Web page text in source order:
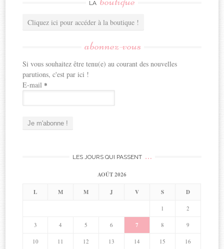
LA
Cliquez ici pour accéder à la boutique !
abonnez-vous
Si vous souhaitez être tenu(e) au courant des nouvelles
parutions, c'est par ici !
E-mail*
LES JOURS QUI PASSENT …
AOÛT 2026
L M M J V S D
1 2
3 4 5 6 7 8 9
10 11 12 13 14 15 16